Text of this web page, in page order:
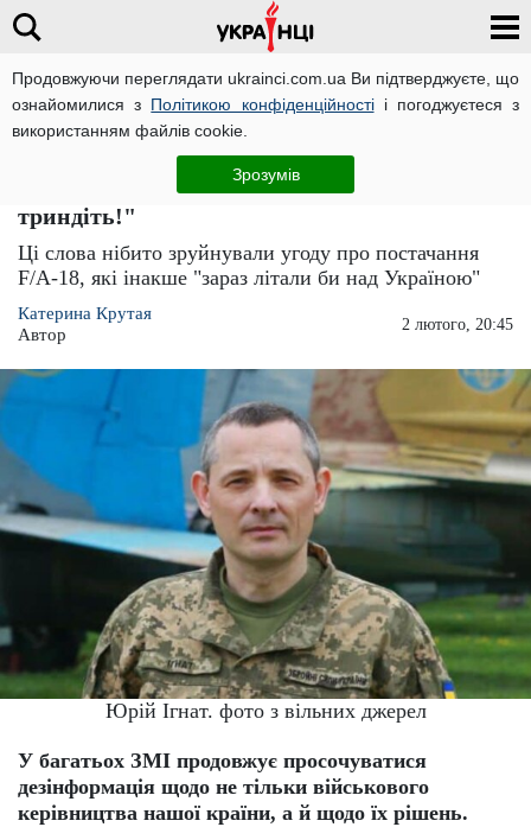
Продовжуючи переглядати ukrainci.com.ua Ви підтверджуєте, що
ознайомилися з Політикою конфіденційностіі погоджуєтеся з
використанням файлів cookie.
Зрозумів
Важливо
Спікер ПС розповів про "відмову" від
винищувачів F/A-18 Hornet: "Не знаєте - не
триндіть!"
Ці слова нібито зруйнували угоду про постачання
F/A-18, які інакше "зараз літали би над Україною"
Катерина Крутая
Автор
2 лютого, 20:45
Юрій Ігнат. фото з вільних джерел
У багатьох ЗМІ продовжує просочуватися
дезінформація щодо не тільки військового
керівництва нашої країни, а й щодо їх рішень.